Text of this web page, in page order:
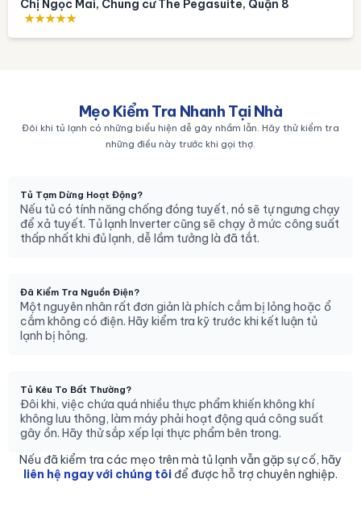
Chị Ngọc Mai, Chung cư The Pegasuite, Quận 8
★★★★★
Mẹo Kiểm Tra Nhanh Tại Nhà
Đôi khi tủ lạnh có những biểu hiện dễ gây nhầm lẫn. Hãy thử kiểm tra
những điều này trước khi gọi thợ.
Tủ Tạm Dừng Hoạt Động?
Nếu tủ có tính năng chống đóng tuyết, nó sẽ tự ngưng chạy
để xả tuyết. Tủ lạnh Inverter cũng sẽ chạy ở mức công suất
thấp nhất khi đủ lạnh, dễ lầm tưởng là đã tắt.
Đã Kiểm Tra Nguồn Điện?
Một nguyên nhân rất đơn giản là phích cắm bị lỏng hoặc ổ
cắm không có điện. Hãy kiểm tra kỹ trước khi kết luận tủ
lạnh bị hỏng.
Tủ Kêu To Bất Thường?
Đôi khi, việc chứa quá nhiều thực phẩm khiến không khí
không lưu thông, làm máy phải hoạt động quá công suất
gây ồn. Hãy thử sắp xếp lại thực phẩm bên trong.
Nếu đã kiểm tra các mẹo trên mà tủ lạnh vẫn gặp sự cố, hãy
liên hệ ngay với chúng tôi để được hỗ trợ chuyên nghiệp.